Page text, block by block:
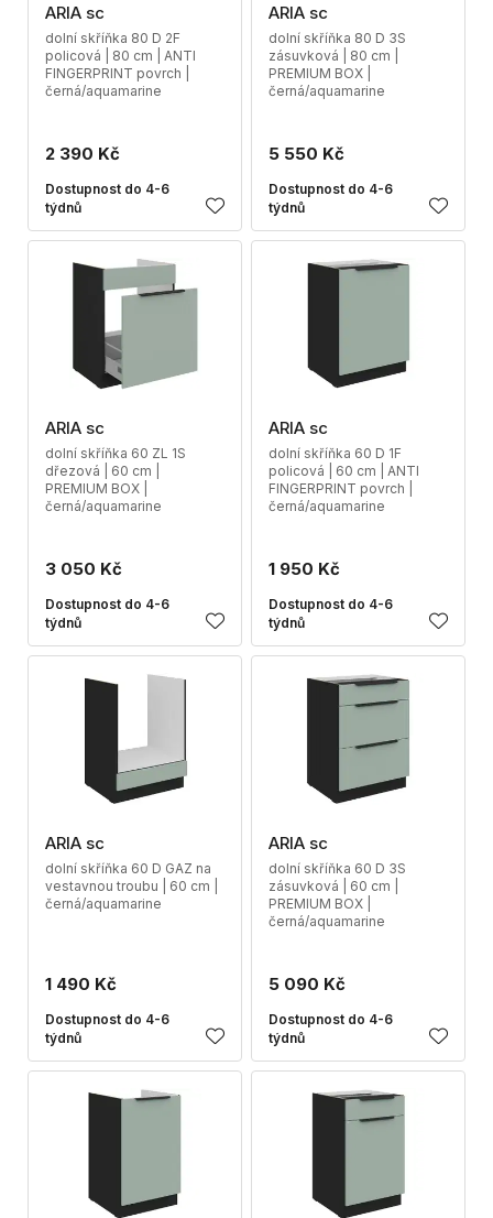
ARIA sc
dolní skříňka 80 D 2F
policová | 80 cm | ANTI
FINGERPRINT povrch |
černá/aquamarine
2 390 Kč
Dostupnost do 4-6
týdnů
ARIA sc
dolní skříňka 80 D 3S
zásuvková | 80 cm |
PREMIUM BOX |
černá/aquamarine
5 550 Kč
Dostupnost do 4-6
týdnů
ARIA sc
dolní skříňka 60 ZL 1S
dřezová | 60 cm |
PREMIUM BOX |
černá/aquamarine
3 050 Kč
Dostupnost do 4-6
týdnů
ARIA sc
dolní skříňka 60 D 1F
policová | 60 cm | ANTI
FINGERPRINT povrch |
černá/aquamarine
1 950 Kč
Dostupnost do 4-6
týdnů
ARIA sc
dolní skříňka 60 D GAZ na
vestavnou troubu | 60 cm |
černá/aquamarine
1 490 Kč
Dostupnost do 4-6
týdnů
ARIA sc
dolní skříňka 60 D 3S
zásuvková | 60 cm |
PREMIUM BOX |
černá/aquamarine
5 090 Kč
Dostupnost do 4-6
týdnů